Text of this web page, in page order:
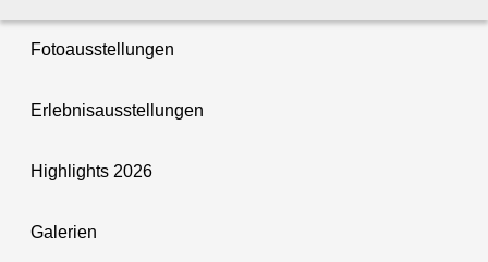
Fotoausstellungen
Erlebnisausstellungen
Highlights 2026
Galerien